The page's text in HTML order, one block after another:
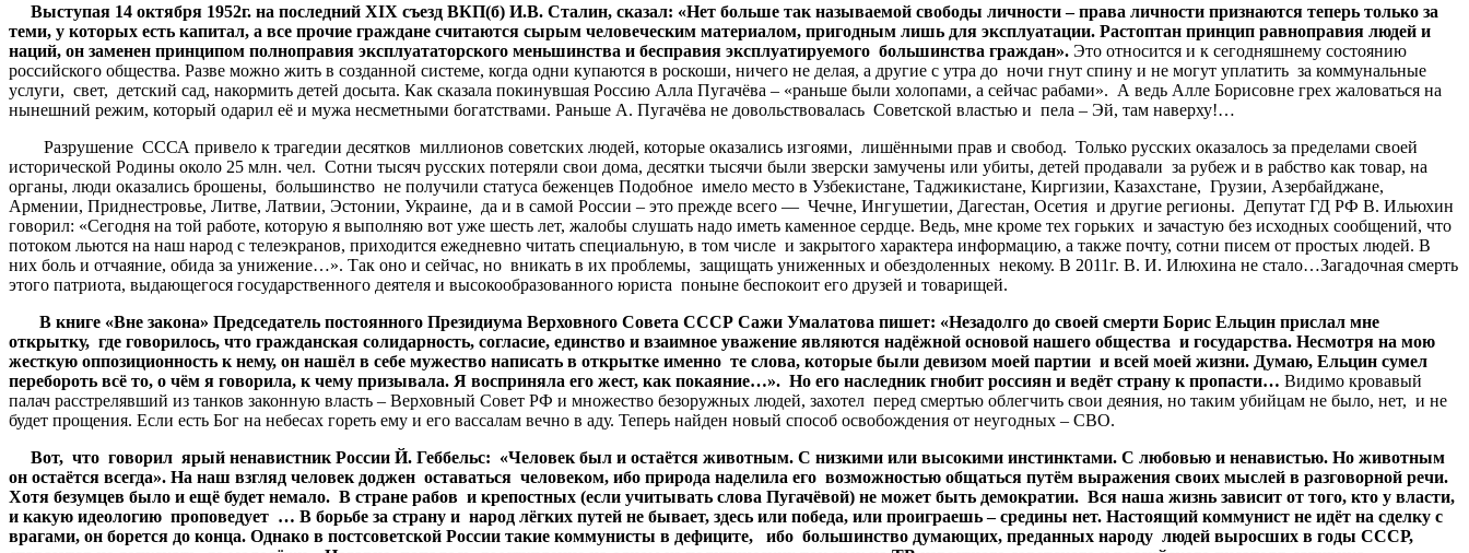
Выступая 14 октября 1952г. на последний ХIХ съезд ВКП(б) И.В. Сталин, сказал: «Нет больше так называемой свободы личности – права личности признаются теперь только за
теми, у которых есть капитал, а все прочие граждане считаются сырым человеческим материалом, пригодным лишь для эксплуатации. Растоптан принцип равноправия людей и
наций, он заменен принципом полноправия эксплуататорского меньшинства и бесправия эксплуатируемого большинства граждан». Это относится и к сегодняшнему состоянию
российского общества. Разве можно жить в созданной системе, когда одни купаются в роскоши, ничего не делая, а другие с утра до ночи гнут спину и не могут уплатить за коммунальные
услуги, свет, детский сад, накормить детей досыта. Как сказала покинувшая Россию Алла Пугачёва – «раньше были холопами, а сейчас рабами». А ведь Алле Борисовне грех жаловаться на
нынешний режим, который одарил её и мужа несметными богатствами. Раньше А. Пугачёва не довольствовалась Советской властью и пела – Эй, там наверху!…
Разрушение СССА привело к трагедии десятков миллионов советских людей, которые оказались изгоями, лишёнными прав и свобод. Только русских оказалось за пределами своей
исторической Родины около 25 млн. чел. Сотни тысяч русских потеряли свои дома, десятки тысячи были зверски замучены или убиты, детей продавали за рубеж и в рабство как товар, на
органы, люди оказались брошены, большинство не получили статуса беженцев Подобное имело место в Узбекистане, Таджикистане, Киргизии, Казахстане, Грузии, Азербайджане,
Армении, Приднестровье, Литве, Латвии, Эстонии, Украине, да и в самой России – это прежде всего — Чечне, Ингушетии, Дагестан, Осетия и другие регионы. Депутат ГД РФ В. Ильюхин
говорил: «Сегодня на той работе, которую я выполняю вот уже шесть лет, жалобы слушать надо иметь каменное сердце. Ведь, мне кроме тех горьких и зачастую без исходных сообщений, что
потоком льются на наш народ с телеэкранов, приходится ежедневно читать специальную, в том числе и закрытого характера информацию, а также почту, сотни писем от простых людей. В
них боль и отчаяние, обида за унижение…». Так оно и сейчас, но вникать в их проблемы, защищать униженных и обездоленных некому. В 2011г. В. И. Илюхина не стало…Загадочная смерть
этого патриота, выдающегося государственного деятеля и высокообразованного юриста поныне беспокоит его друзей и товарищей.
В книге «Вне закона» Председатель постоянного Президиума Верховного Совета СССР Сажи Умалатова пишет: «Незадолго до своей смерти Борис Ельцин прислал мне
открытку, где говорилось, что гражданская солидарность, согласие, единство и взаимное уважение являются надёжной основой нашего общества и государства. Несмотря на мою
жесткую оппозиционность к нему, он нашёл в себе мужество написать в открытке именно те слова, которые были девизом моей партии и всей моей жизни. Думаю, Ельцин сумел
перебороть всё то, о чём я говорила, к чему призывала. Я восприняла его жест, как покаяние…». Но его наследник гнобит россиян и ведёт страну к пропасти… Видимо кровавый
палач расстрелявший из танков законную власть – Верховный Совет РФ и множество безоружных людей, захотел перед смертью облегчить свои деяния, но таким убийцам не было, нет, и не
будет прощения. Если есть Бог на небесах гореть ему и его вассалам вечно в аду. Теперь найден новый способ освобождения от неугодных – СВО.
Вот, что говорил ярый ненавистник России Й. Геббельс: «Человек был и остаётся животным. С низкими или высокими инстинктами. С любовью и ненавистью. Но животным
он остаётся всегда». На наш взгляд человек доджен оставаться человеком, ибо природа наделила его возможностью общаться путём выражения своих мыслей в разговорной речи.
Хотя безумцев было и ещё будет немало. В стране рабов и крепостных (если учитывать слова Пугачёвой) не может быть демократии. Вся наша жизнь зависит от того, кто у власти,
и какую идеологию проповедует … В борьбе за страну и народ лёгких путей не бывает, здесь или победа, или проиграешь – средины нет. Настоящий коммунист не идёт на сделку с
врагами, он борется до конца. Однако в постсоветской России такие коммунисты в дефиците, ибо большинство думающих, преданных народу людей выросших в годы СССР,